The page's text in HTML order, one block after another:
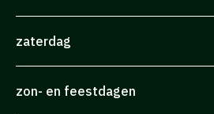
zaterdag
zon- en feestdagen